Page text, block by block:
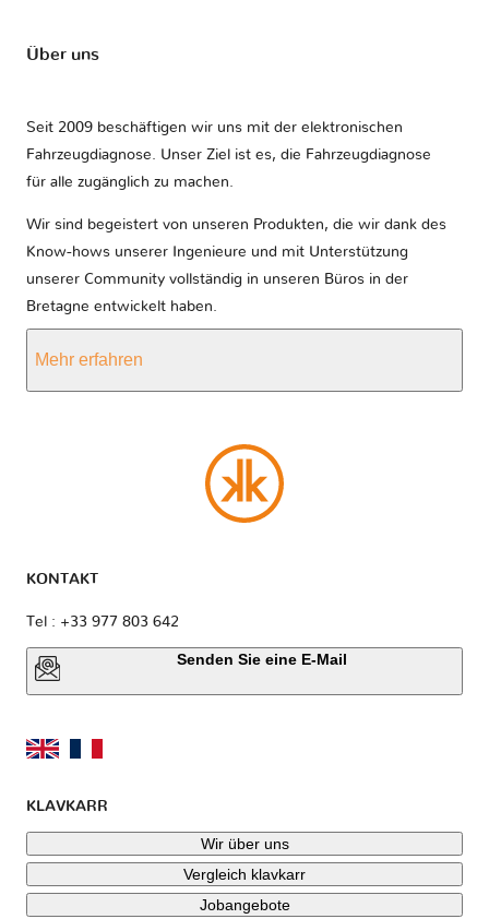
Über uns
Seit 2009 beschäftigen wir uns mit der elektronischen
Fahrzeugdiagnose. Unser Ziel ist es, die Fahrzeugdiagnose
für alle zugänglich zu machen.
Wir sind begeistert von unseren Produkten, die wir dank des
Know-hows unserer Ingenieure und mit Unterstützung
unserer Community vollständig in unseren Büros in der
Bretagne entwickelt haben.
Mehr erfahren
KONTAKT
Tel : +33 977 803 642
Senden Sie eine E-Mail
KLAVKARR
Wir über uns
Vergleich klavkarr
Jobangebote